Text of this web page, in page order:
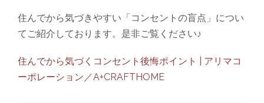
住んでから気づきやすい「コンセントの盲点」につい
てご紹介しております。是非ご覧ください♪
住んでから気づくコンセント後悔ポイント | アリマコ
ーポレーション／A+CRAFTHOME